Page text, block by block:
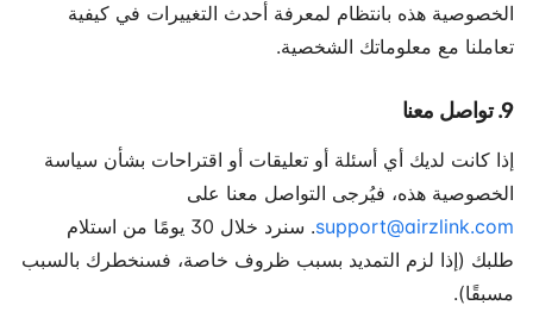
الخصوصية هذه بانتظام لمعرفة أحدث التغييرات في كيفية
تعاملنا مع معلوماتك الشخصية.
9. تواصل معنا
إذا كانت لديك أي أسئلة أو تعليقات أو اقتراحات بشأن سياسة
الخصوصية هذه، فيُرجى التواصل معنا على
support@airzlink.com
. سنرد خلال 30 يومًا من استلام
طلبك (إذا لزم التمديد بسبب ظروف خاصة، فسنخطرك بالسبب
مسبقًا).